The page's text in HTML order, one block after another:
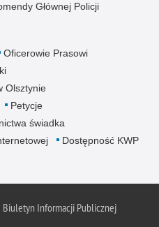
Głównej Policji
Oficerowie Prasowi
Olsztynie
Petycje
świadka
Dostępność KWP
Biuletyn Informacji Publicznej